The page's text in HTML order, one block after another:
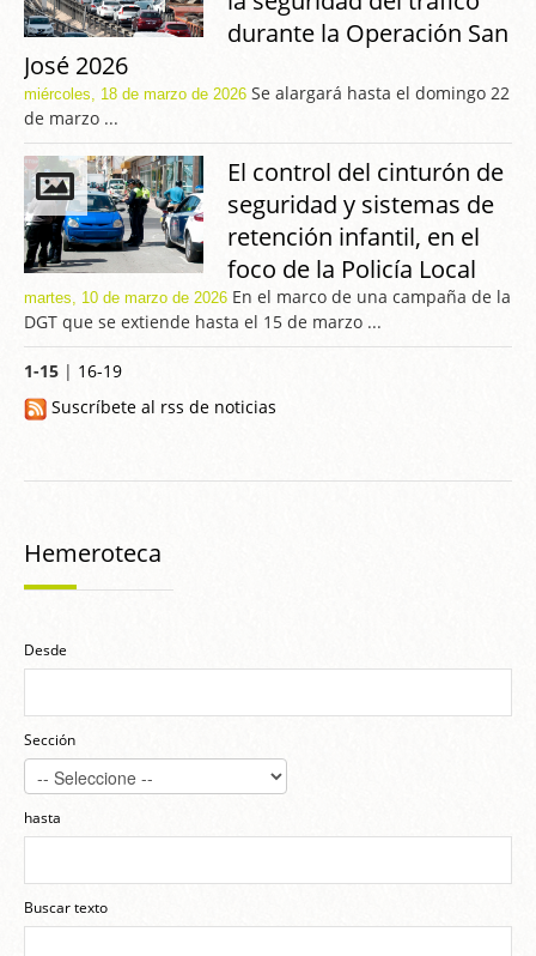
durante la Operación San
José 2026
miércoles, 18 de marzo de 2026 Se alargará hasta el domingo 22
de marzo ...
El control del cinturón de
seguridad y sistemas de
retención infantil, en el
foco de la Policía Local
martes, 10 de marzo de 2026 En el marco de una campaña de la
DGT que se extiende hasta el 15 de marzo ...
1-15 | 16-19
Suscríbete al rss de noticias
Hemeroteca
Desde
Sección
hasta
Buscar texto